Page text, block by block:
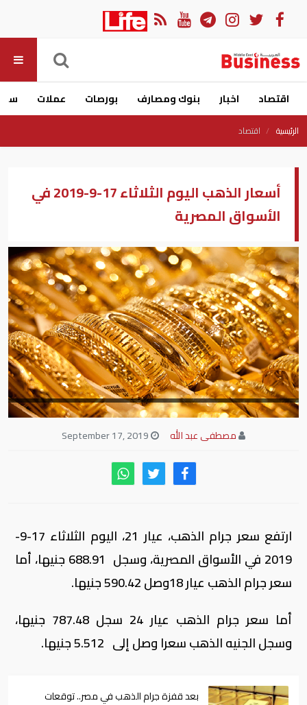
اقتصاد اخبار بنوك ومصارف بورصات عملات
الرئيسية اقتصاد
أسعار الذهب اليوم الثلاثاء 17-9-2019 في
الأسواق المصرية
مصطفى عبد الله
ارتفع سعر جرام الذهب، عيار 21، اليوم الثلاثاء 17-9-
2019 في الأسواق المصرية، وسجل 688.91 جنيها، أما
سعر جرام الذهب عيار 18وصل 590.42 جنيها.
أما سعر جرام الذهب عيار 24 سجل 787.48 جنيها،
وسجل الجنيه الذهب سعرا وصل إلى 5.512 جنيها.
بعد قفزة جرام الذهب في مصر.. توقعات